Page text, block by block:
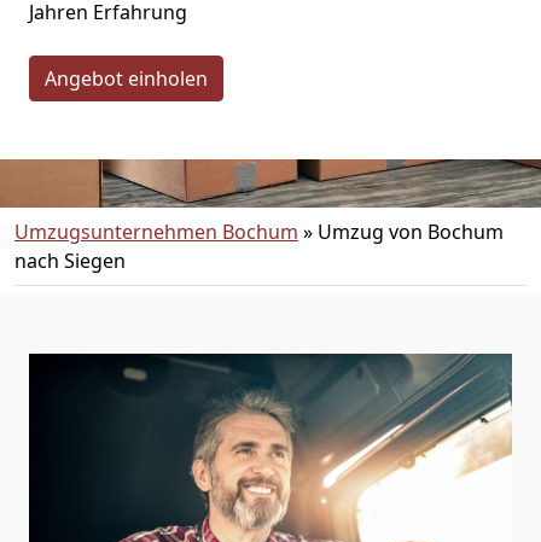
Jahren Erfahrung
Angebot einholen
Umzugsunternehmen Bochum » Umzug von Bochum
nach Siegen